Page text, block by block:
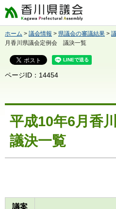
香川県議会
ホーム > 議会情報 > 県議会の審議結果 >
月香川県議会定例会 議決一覧
ページID：14454
平成10年6月香
議決一覧
議案